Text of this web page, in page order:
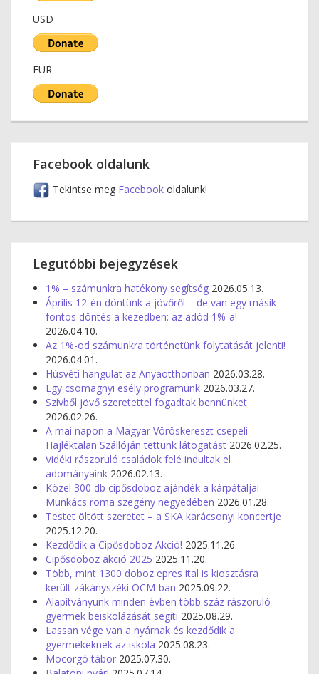
USD
EUR
Facebook oldalunk
Tekintse meg Facebook oldalunk!
Legutóbbi bejegyzések
1% – számunkra hatékony segítség 2026.05.13.
Április 12-én döntünk a jövőről – de van egy másik
fontos döntés a kezedben: az adód 1%-a!
2026.04.10.
Az 1%-od számunkra történetünk folytatását jelenti!
2026.04.01.
Húsvéti hangulat az Anyaotthonban 2026.03.28.
Egy csomagnyi esély programunk 2026.03.27.
Szívből jövő szeretettel fogadtak bennünket
2026.02.26.
A mai napon a Magyar Vöröskereszt csepeli
Hajléktalan Szállóján tettünk látogatást 2026.02.25.
Vidéki rászoruló családok felé indultak el
adományaink 2026.02.13.
Közel 300 db cipősdoboz ajándék a kárpátaljai
Munkács roma szegény negyedében 2026.01.28.
Testet öltött szeretet – a SKA karácsonyi koncertje
2025.12.20.
Kezdődik a Cipősdoboz Akció! 2025.11.26.
Cipősdoboz akció 2025 2025.11.20.
Több, mint 1300 doboz epres ital is kiosztásra
került zákányszéki OCM-ban 2025.09.22.
Alapítványunk minden évben több száz rászoruló
gyermek beiskolázását segíti 2025.08.29.
Lassan vége van a nyárnak és kezdődik a
gyermekeknek az iskola 2025.08.23.
Mocorgó tábor 2025.07.30.